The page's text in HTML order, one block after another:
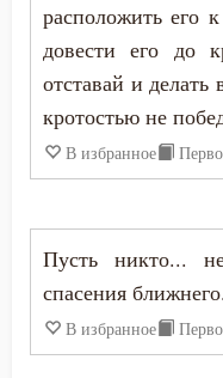
расположить его
довести его до
отставай и
кротостью не
В избранное
Пусть никто...
спасения ближнего.
В избранное